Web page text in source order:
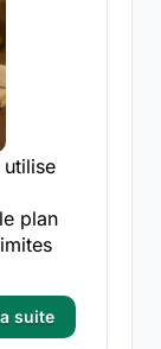
plan
suite